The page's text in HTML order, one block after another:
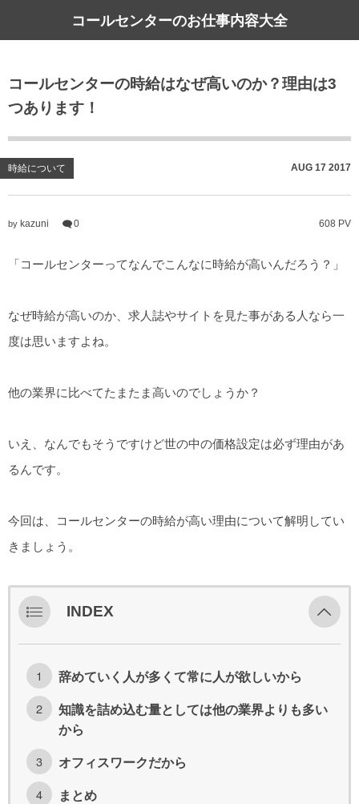
コールセンターのお仕事内容大全
コールセンターの時給はなぜ高いのか？理由は3
つあります！
時給について AUG 17 2017
by kazuni 0 608 PV
「コールセンターってなんでこんなに時給が高いんだろう？」
なぜ時給が高いのか、求人誌やサイトを見た事がある人なら一
度は思いますよね。
他の業界に比べてたまたま高いのでしょうか？
いえ、なんでもそうですけど世の中の価格設定は必ず理由があ
るんです。
今回は、コールセンターの時給が高い理由について解明してい
きましょう。
INDEX
辞めていく人が多くて常に人が欲しいから
知識を詰め込む量としては他の業界よりも多い
から
オフィスワークだから
まとめ